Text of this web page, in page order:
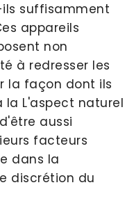
suffisamment
appareils
non
à redresser les
la façon dont ils
L'aspect naturel
aussi
facteurs
dans la
discrétion du